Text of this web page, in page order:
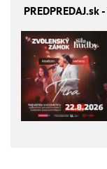
PREDPREDAJ.sk